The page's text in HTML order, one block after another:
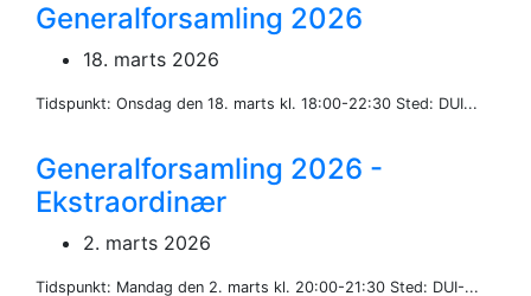
Generalforsamling 2026
18. marts 2026
Tidspunkt: Onsdag den 18. marts kl. 18:00-22:30 Sted: DUI...
Generalforsamling 2026 -
Ekstraordinær
2. marts 2026
Tidspunkt: Mandag den 2. marts kl. 20:00-21:30 Sted: DUI-...